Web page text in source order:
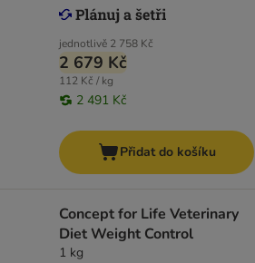
jednotlivě 2 758 Kč
2 679 Kč
112 Kč / kg
2 491 Kč
Přidat do košíku
Concept for Life Veterinary
Diet Weight Control
1 kg